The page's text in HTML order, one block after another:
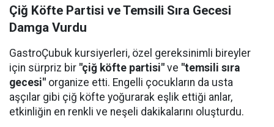
Çiğ Köfte Partisi ve Temsili Sıra Gecesi
Damga Vurdu
GastroÇubuk kursiyerleri, özel gereksinimli bireyler
için sürpriz bir "çiğ köfte partisi" ve "temsili sıra
gecesi" organize etti. Engelli çocukların da usta
aşçılar gibi çiğ köfte yoğurarak eşlik ettiği anlar,
etkinliğin en renkli ve neşeli dakikalarını oluşturdu.